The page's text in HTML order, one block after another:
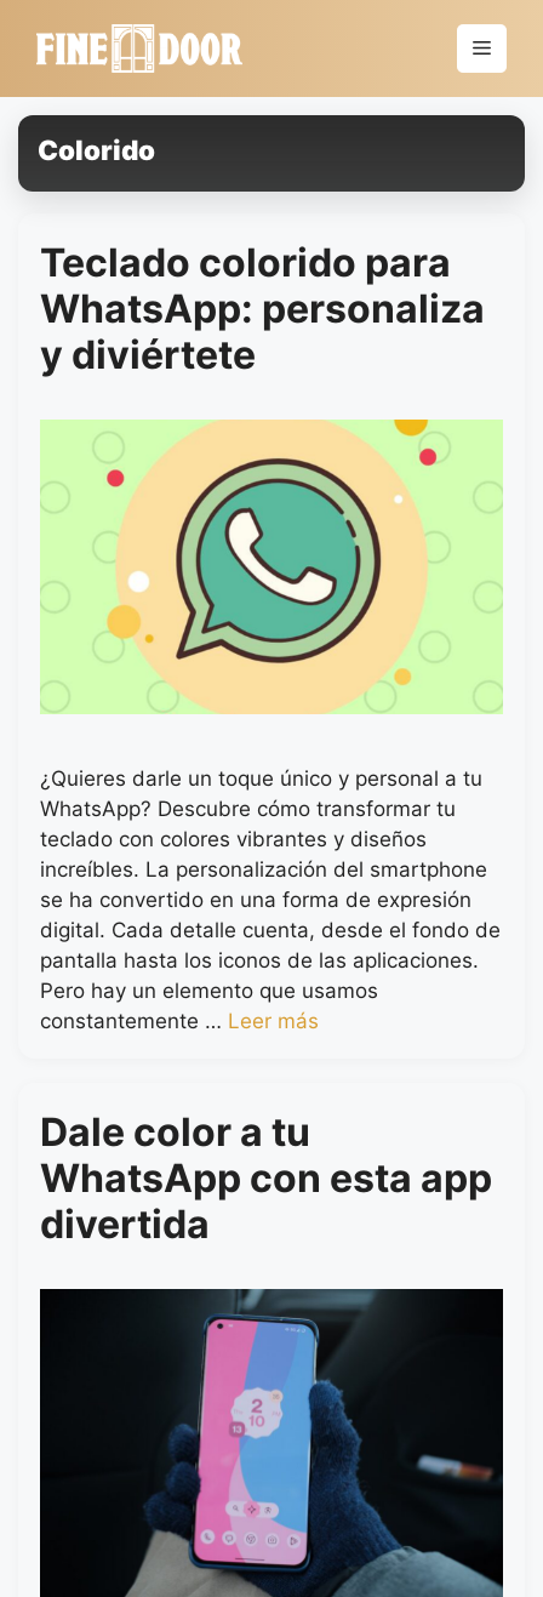
Menú
Colorido
Teclado colorido para
WhatsApp: personaliza
y diviértete
¿Quieres darle un toque único y personal a tu
WhatsApp? Descubre cómo transformar tu
teclado con colores vibrantes y diseños
increíbles. La personalización del smartphone
se ha convertido en una forma de expresión
digital. Cada detalle cuenta, desde el fondo de
pantalla hasta los iconos de las aplicaciones.
Pero hay un elemento que usamos
constantemente … Leer más
Dale color a tu
WhatsApp con esta app
divertida